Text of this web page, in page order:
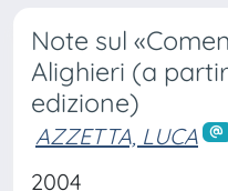
Note sul
Alighieri (a
edizione)
AZZETTA, LUCA
2004